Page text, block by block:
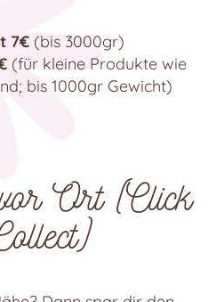
7€ (bis 3000gr)
(für kleine Produkte wie
bis 1000gr Gewicht)
Ort (Click